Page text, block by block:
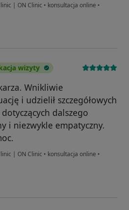
| ON Clinic • konsultacja online •
wizyty
Wnikliwie
i udzielił szczegółowych
dalszego
i niezwykle empatyczny.
| ON Clinic • konsultacja online •